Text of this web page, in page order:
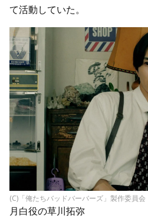
て活動していた。
(C)「俺たちバッドバーバーズ」製作委員会
月白役の草川拓弥